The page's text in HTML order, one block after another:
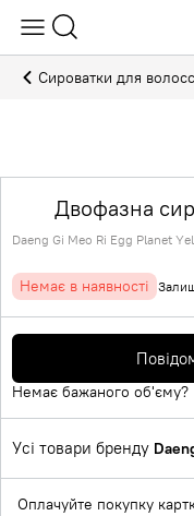
Сироватки для
Двофазна
Daeng Gi Meo Ri Egg Planet
Немає в наявності
Немає бажаного об'єму?
Усі товари бренду
Оплачуйте покупку